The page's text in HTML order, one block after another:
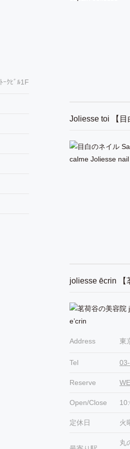
ｸﾋﾞﾙ1F
Joliesse toi 【目
joliesse ēcrin 【
Address 東
Tel
Reserve
Open/Close
定休日 火
丸